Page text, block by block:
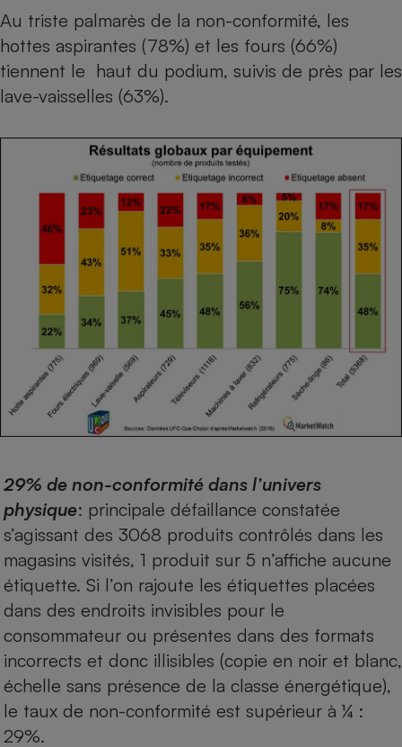
Au triste palmarès de la non-conformité, les
hottes aspirantes (78%) et les fours (66%)
tiennent le haut du podium, suivis de près par les
lave-vaisselles (63%).
29% de non-conformité dans l’univers
physique: principale défaillance constatée
s’agissant des 3068 produits contrôlés dans les
magasins visités, 1 produit sur 5 n’affiche aucune
étiquette. Si l’on rajoute les étiquettes placées
dans des endroits invisibles pour le
consommateur ou présentes dans des formats
incorrects et donc illisibles (copie en noir et blanc,
échelle sans présence de la classe énergétique),
le taux de non-conformité est supérieur à ¼ :
29%.
Plaque de cuisson à
induction
Cafetière à expressos
Robot ménager
Téléphone mobile -
Smartphone
Antivirus
Climatiseur -
Ventilateur